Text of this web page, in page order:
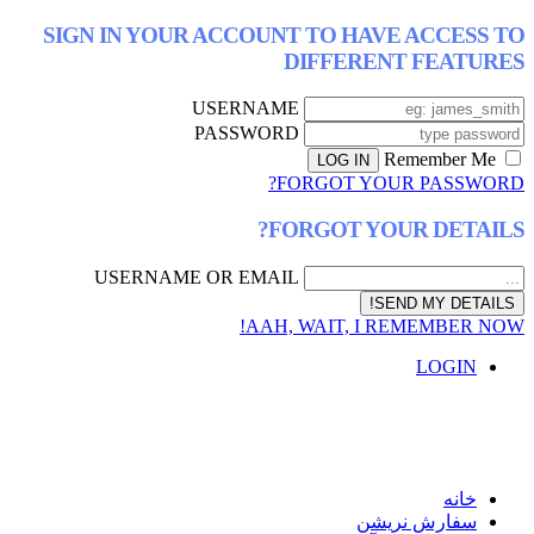
SIGN IN YOUR ACCOUNT TO HAVE
DIFFERENT
USERNAME
PASSWORD
FORGOT YOUR
FORGOT YOUR
USERNAME OR EMAIL
AAH, WAIT, I
نریشن